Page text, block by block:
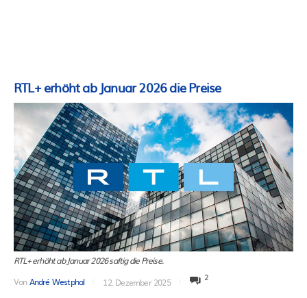
RTL+ erhöht ab Januar 2026 die Preise
RTL+ erhöht ab Januar 2026 saftig die Preise.
VonAndré Westphal 12. Dezember 2025 2